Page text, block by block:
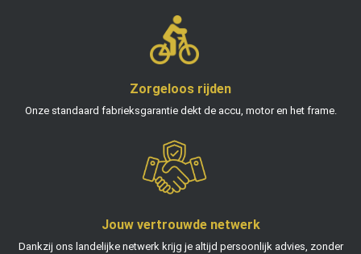
Zorgeloos rijden
Onze standaard fabrieksgarantie dekt de accu, motor en het frame.
Jouw vertrouwde netwerk
Dankzij ons landelijke netwerk krijg je altijd persoonlijk advies, zonder